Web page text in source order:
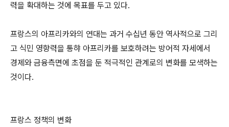
력을 확대하는 것에 목표를 두고 있다.
프랑스의 아프리카와의 연대는 과거 수십년 동안 역사적으로 그리
고 식민 영향력을 통햐 아프리카를 보호하려는 방어적 자세에서
경제와 금융측면에 초점을 둔 적극적인 관계로의 변화를 모색하는
것이다.
프랑스 정책의 변화